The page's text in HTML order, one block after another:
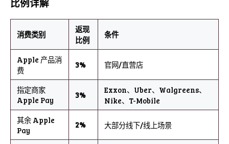
比例详解
消费类别
返现
比例
条件
Apple 产品消
费
3% 官网/直营店
指定商家
Apple Pay
3%
Exxon、Uber、Walgreens、
Nike、T-Mobile
其余 Apple
Pay
2% 大部分线下/线上场景